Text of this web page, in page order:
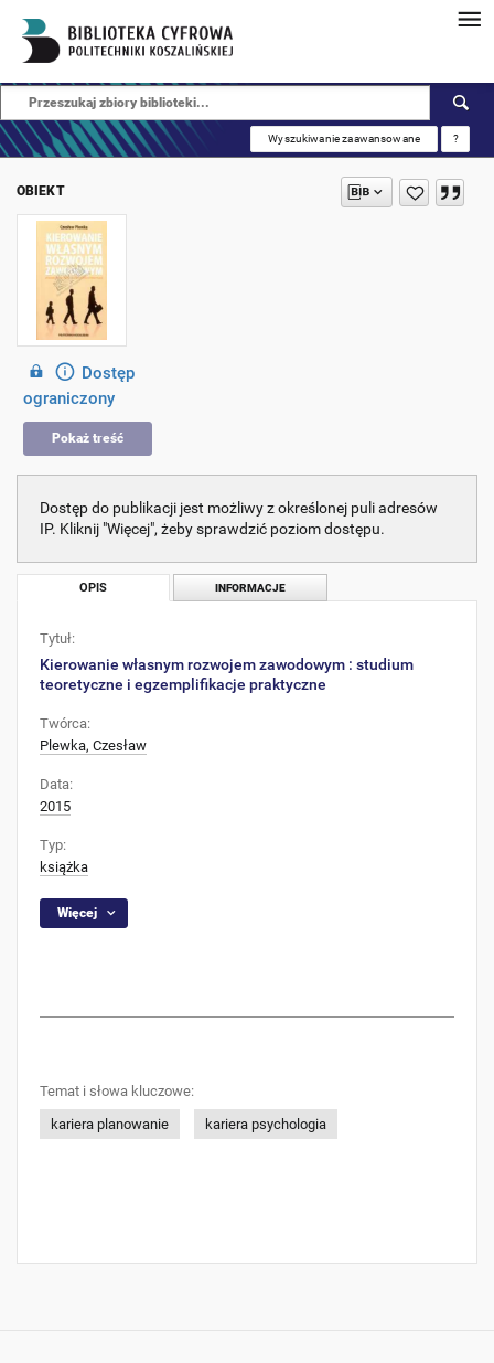
Wyszukiwanie zaawansowane ?
OBIEKT
Dostęp
ograniczony
Pokaż treść
Dostęp do publikacji jest możliwy z określonej puli adresów
IP. Kliknij "Więcej", żeby sprawdzić poziom dostępu.
OPIS INFORMACJE
Tytuł:
Kierowanie własnym rozwojem zawodowym : studium
teoretyczne i egzemplifikacje praktyczne
Twórca:
Plewka, Czesław
Data:
2015
Typ:
książka
Więcej
Temat i słowa kluczowe:
kariera planowanie
kariera psychologia